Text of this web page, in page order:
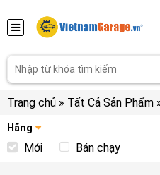
Trang chủ » Tất Cả Sản Phẩm
Hãng
Mới Bán chạy